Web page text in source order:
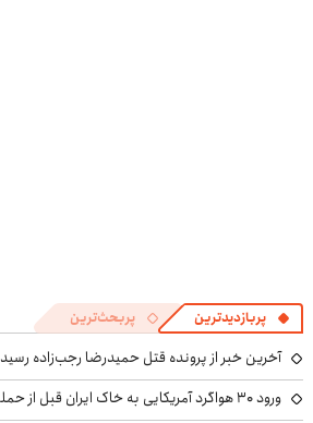
پربازدیدترین پربحث‌ترین
آخرین خبر از پرونده قتل حمیدرضا رجب‌زاده رسید
ورود ۳۰ هواگرد آمریکایی به خاک ایران قبل از حمله به بیت رهبری؟